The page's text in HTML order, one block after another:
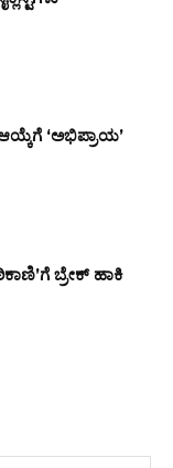
ಆಯ್ಕೆಗೆ ‘ಅಭಿಪ್ರಾಯ’
ಬ್ರೇಕ್ ಹಾಕಿ